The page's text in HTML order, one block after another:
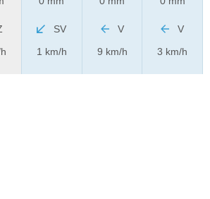
SV
1 km/h
V
9 km/h
V
3 km/h